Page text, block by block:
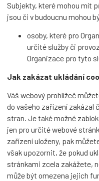
Subjekty, které mohou mít
jsou či v budoucnu mohou
osoby, které pro
určité služby či
Organizace pro tyto
Jak zakázat ukládání
Váš webový prohlížeč
do vašeho zařízení zakázal
stran. Je také možné
jen pro určité webové
zařízení uloženy, pak
však upozornit, že pokud
stránkami zcela zakážete,
může být omezena jejich